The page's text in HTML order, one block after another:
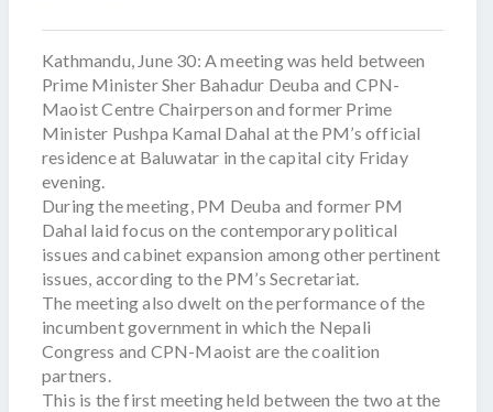
Kathmandu, June 30: A meeting was held between
Prime Minister Sher Bahadur Deuba and CPN-
Maoist Centre Chairperson and former Prime
Minister Pushpa Kamal Dahal at the PM’s official
residence at Baluwatar in the capital city Friday
evening.
During the meeting, PM Deuba and former PM
Dahal laid focus on the contemporary political
issues and cabinet expansion among other pertinent
issues, according to the PM’s Secretariat.
The meeting also dwelt on the performance of the
incumbent government in which the Nepali
Congress and CPN-Maoist are the coalition
partners.
This is the first meeting held between the two at the